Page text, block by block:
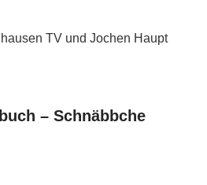
TV und Jochen Haupt
– Schnäbbche